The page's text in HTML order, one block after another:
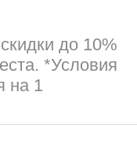
до 10%
*Условия
на 1